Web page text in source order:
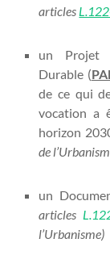
articles
un Projet
Durable (
de ce qui
vocation a
horizon
de
un
articles
l’Urbanisme)